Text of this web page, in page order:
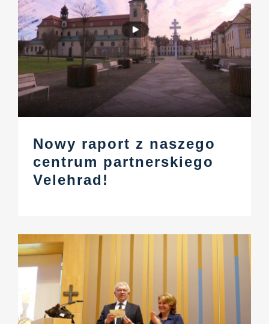
Nowy raport z naszego
centrum partnerskiego
Velehrad!